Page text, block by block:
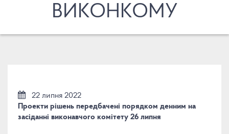
ВИКОНКОМУ
22 липня 2022
Проекти рішень передбачені порядком денним на
засіданні виконавчого комітету 26 липня